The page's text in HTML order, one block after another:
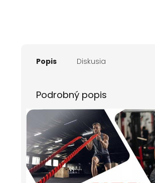
Popis Diskusia
Podrobný popis